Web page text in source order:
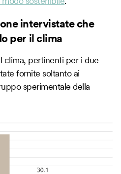
intervistate che
per il clima
clima, pertinenti per i due
fornite soltanto ai
sperimentale della